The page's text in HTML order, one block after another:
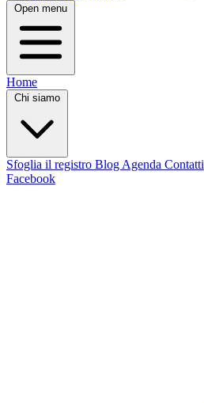
Open menu
Home
Chi siamo
Sfoglia il registro Blog Agenda Contatti
Facebook